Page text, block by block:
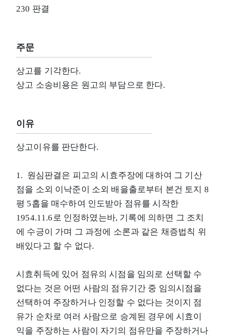
230 판결
주문
상고를 기각한다.
상고 소송비용은 원고의 부담으로 한다.
이유
상고이유를 판단한다.
1. 원심판결은 피고의 시효주장에 대하여 그 기산
점을 소외 이낙준이 소외 배을출로부터 본건 토지 8
평 5홉을 매수하여 인도받아 점유를 시작한
1954.11.6로 인정하였는바, 기록에 의하면 그 조치
에 수긍이 가며 그 과정에 소론과 같은 채증법칙 위
배있다고 할 수 없다.
시효취득에 있어 점유의 시점을 임의로 선택할 수
없다는 것은 어떤 사람의 점유기간 중 임의시점을
선택하여 주장하거나 인정할 수 없다는 것이지 점
유가 순차로 여러 사람으로 승계된 경우에 시효이
익을 주장하는 사람이 자기의 점유만을 주장하거나